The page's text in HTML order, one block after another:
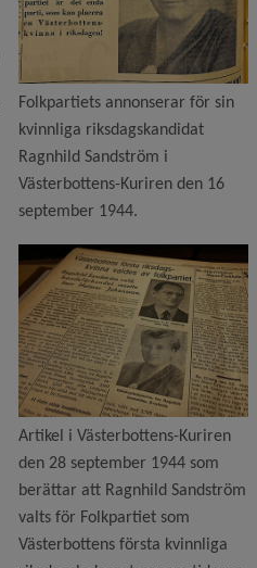
Folkpartiets annonserar för sin
kvinnliga riksdagskandidat
Ragnhild Sandström i
Västerbottens-Kuriren den 16
september 1944.
Artikel i Västerbottens-Kuriren
den 28 september 1944 som
berättar att Ragnhild Sandström
valts för Folkpartiet som
Västerbottens första kvinnliga